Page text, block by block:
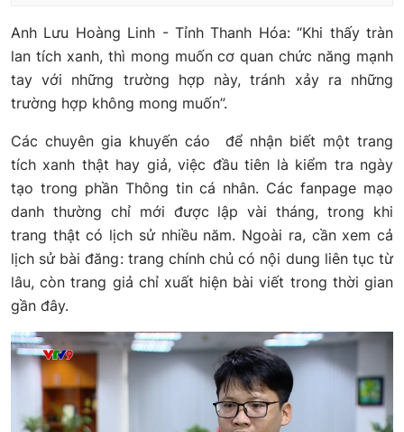
Anh Lưu Hoàng Linh - Tỉnh Thanh Hóa: “Khi thấy tràn
lan tích xanh, thì mong muốn cơ quan chức năng mạnh
tay với những trường hợp này, tránh xảy ra những
trường hợp không mong muốn”.
Các chuyên gia khuyến cáo để nhận biết một trang
tích xanh thật hay giả, việc đầu tiên là kiểm tra ngày
tạo trong phần Thông tin cá nhân. Các fanpage mạo
danh thường chỉ mới được lập vài tháng, trong khi
trang thật có lịch sử nhiều năm. Ngoài ra, cần xem cả
lịch sử bài đăng: trang chính chủ có nội dung liên tục từ
lâu, còn trang giả chỉ xuất hiện bài viết trong thời gian
gần đây.